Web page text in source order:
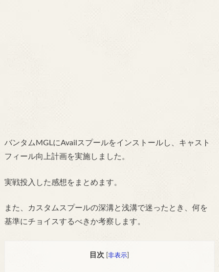
バンタムMGLにAvailスプールをインストールし、キャスト
フィール向上計画を実施しました。
実戦投入した感想をまとめます。
また、カスタムスプールの深溝と浅溝で迷ったとき、何を
基準にチョイスするべきか考察します。
目次 [非表示